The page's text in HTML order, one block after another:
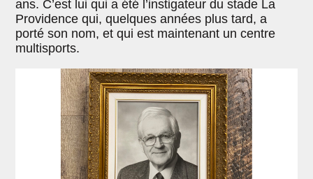
ans. C’est lui qui a été l’instigateur du stade La
Providence qui, quelques années plus tard, a
porté son nom, et qui est maintenant un centre
multisports.